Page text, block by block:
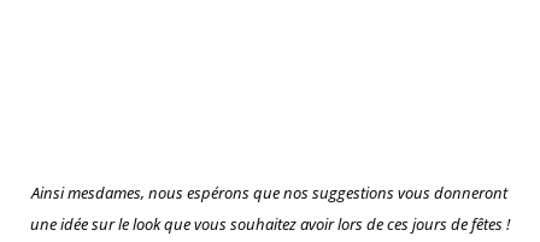
Ainsi mesdames, nous espérons que nos suggestions vous donneront
une idée sur le look que vous souhaitez avoir lors de ces jours de fêtes !